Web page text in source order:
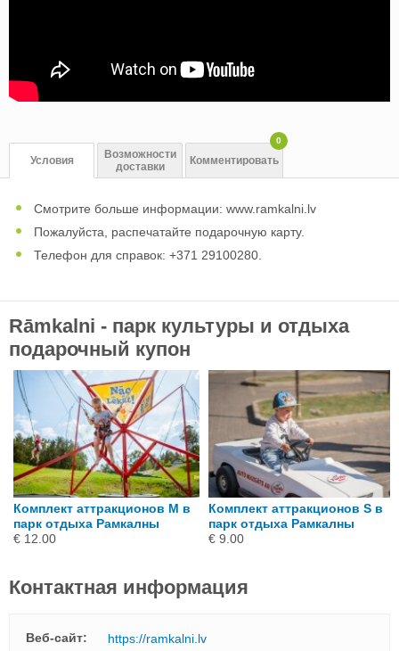
Условия
Возможности
доставки
Комментировать
0
Смотрите больше информации: www.ramkalni.lv
Пожалуйста, распечатайте подарочную карту.
Телефон для справок: +371 29100280.
Rāmkalni - парк культуры и отдыха
подарочный купон
Комплект аттракционов M в
парк отдыха Рамкалны
€ 12.00
Комплект аттракционов S в
парк отдыха Рамкалны
€ 9.00
Контактная информация
Веб-сайт:
https://ramkalni.lv